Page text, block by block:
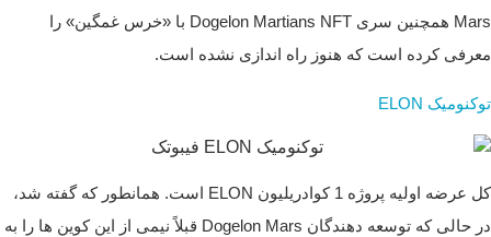
Mars همچنین سری Dogelon Martians NFT با «خرس غمگین» را
معرفی کرده است که هنوز راه اندازی نشده است.
توکنومیک ELON
کل عرضه اولیه پروژه 1 کوادریلیون ELON است. همانطور که گفته شد،
در حالی که توسعه دهندگان Dogelon Mars قبلاً نیمی از این کوین ها را به